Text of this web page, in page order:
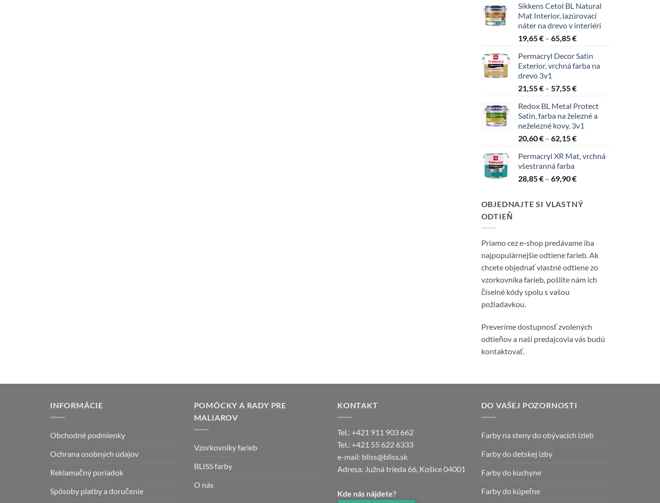
Sikkens Cetol BL Natural
Mat Interior, lazúrovací
náter na drevo v interiéri
19,65€ – 65,85€Price
19,65 €
through
Permacryl Decor Satin
Exterior, vrchná farba na
drevo 3v1
21,55€ – 57,55€Price
21,55 €
through
57,55 €
Redox BL Metal Protect
Satin, farba na železné a
neželezné kovy, 3v1
20,60€ – 62,15€Price
20,60 €
62,15 €
Permacryl XR Mat, vrchná
všestranná farba
28,85€ – 69,90€Price
28,85 €
through
OBJEDNAJTE SI VLASTNÝ
ODTIEŇ
Priamo cez e-shop predávame iba
najpopulárnejšie odtiene farieb. Ak
chcete objednať vlastné odtiene zo
vzorkovníka farieb, pošlite nám ich
číselné kódy spolu s vašou
požiadavkou.
Preveríme dostupnosť zvolených
odtieňov a naši predajcovia vás budú
kontaktovať.
INFORMÁCIE
Obchodné podmienky
Ochrana osobných údajov
Reklamačný poriadok
Spôsoby platby a doručenie
POMÔCKY A RADY PRE
MALIAROV
Vzorkovníky farieb
BLISS farby
O nás
KONTAKT
Tel.: +421 911 903 662
Tel.: +421 55 622 6333
e-mail: bliss@bliss.sk
Adresa: Južná trieda 66, Košice 04001
Kde nás nájdete?
DO VAŠEJ POZORNOSTI
Farby na steny do obývacích izieb
Farby do detskej izby
Farby do kuchyne
Farby do kúpeľne